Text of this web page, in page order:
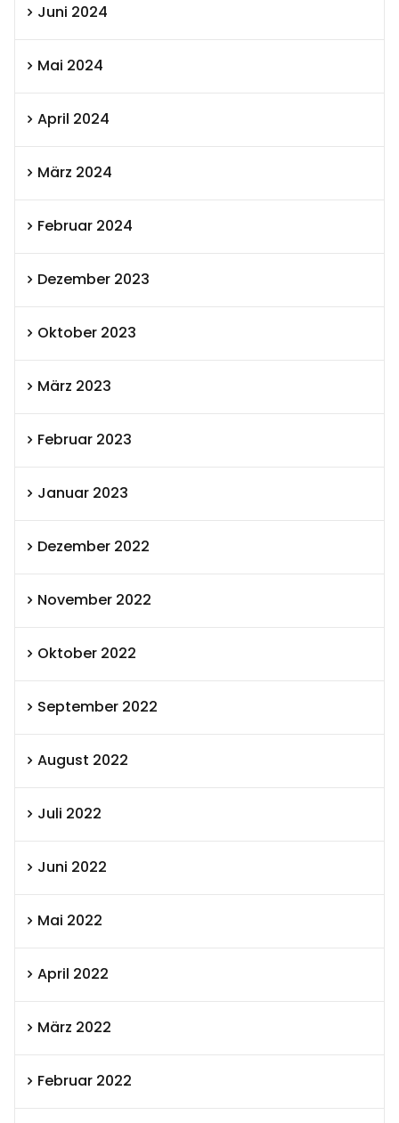
Juni 2024
Mai 2024
April 2024
März 2024
Februar 2024
Dezember 2023
Oktober 2023
März 2023
Februar 2023
Januar 2023
Dezember 2022
November 2022
Oktober 2022
September 2022
August 2022
Juli 2022
Juni 2022
Mai 2022
April 2022
März 2022
Februar 2022